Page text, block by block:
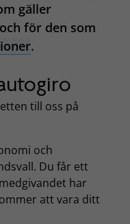
gäller
för den som
.
till oss på
och
Du får ett
har
att vara ditt